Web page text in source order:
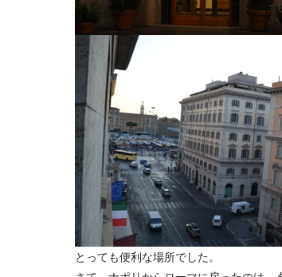
とっても便利な場所でした。